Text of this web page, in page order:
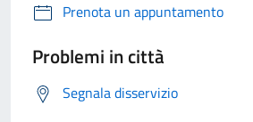
Prenota un appuntamento
Problemi in città
Segnala disservizio